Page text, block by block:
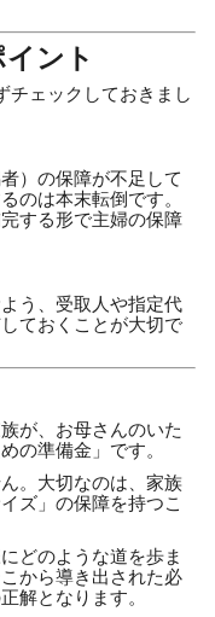
ント
チェックしておきまし
）の保障が不足して
のは本末転倒です。
する形で主婦の保障
う、受取人や指定代
ておくことが大切で
が、お母さんのいた
の準備金」です。
。大切なのは、家族
ズ」の保障を持つこ
どのような道を歩ま
から導き出された必
解となります。